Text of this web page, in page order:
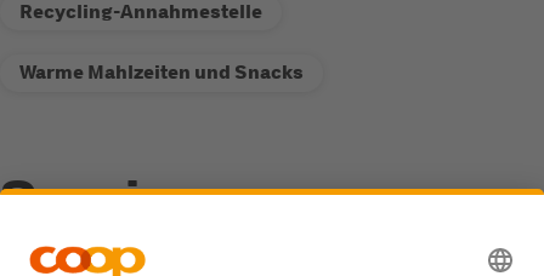
Recycling-Annahmestelle
Warme Mahlzeiten und Snacks
Service
Recycling-Annahmestelle